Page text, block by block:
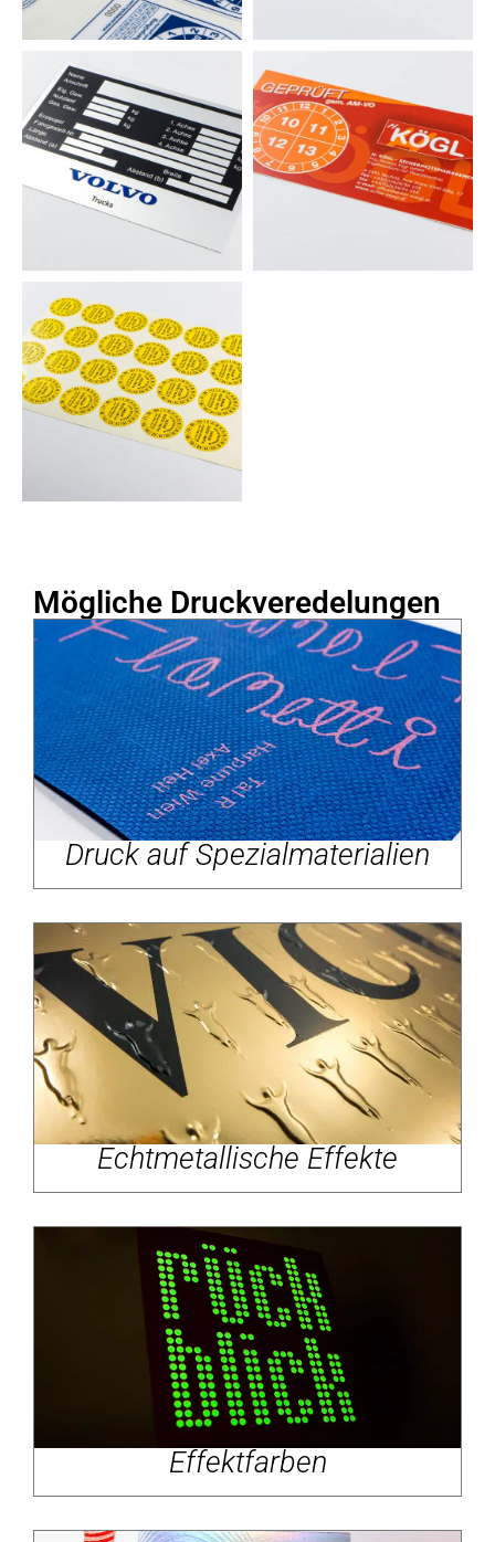
Mögliche Druckveredelungen
Druck auf Spezialmaterialien
Echtmetallische Effekte
Effektfarben